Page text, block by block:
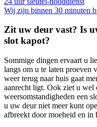
Wij zijn binnen 30 minuten
Zit uw deur vast? Is
slot kapot?
Sommige dingen ervaart u
langs om u te laten proeven
weer terug naar huis gaat
aanrecht ligt. Ook ziet u wel
weersomstandigheden een
u uw deur niet meer kunt
afbreekt door moeheid en in